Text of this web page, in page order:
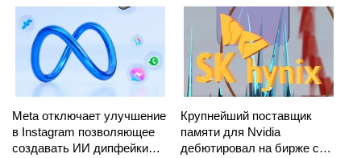
Meta отключает улучшение
в Instagram позволяющее
создавать ИИ дипфейки
Крупнейший поставщик
памяти для Nvidia
дебютировал на бирже с